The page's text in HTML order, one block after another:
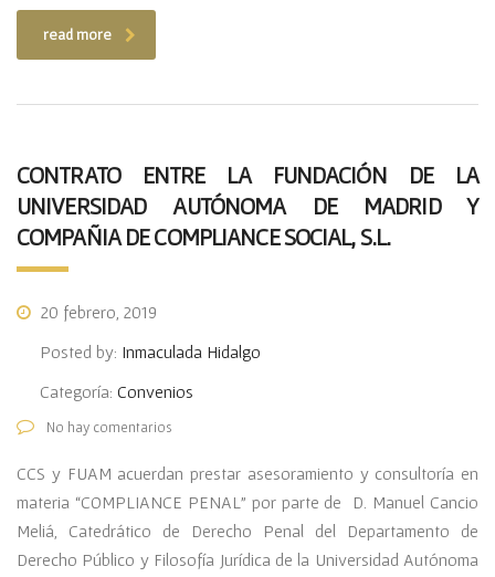
read more
CONTRATO ENTRE LA FUNDACIÓN DE LA
UNIVERSIDAD AUTÓNOMA DE MADRID Y
COMPAÑIA DE COMPLIANCE SOCIAL, S.L.
20 febrero, 2019
Posted by: Inmaculada Hidalgo
Categoría: Convenios
No hay comentarios
CCS y FUAM acuerdan prestar asesoramiento y consultoría en
materia “COMPLIANCE PENAL” por parte de D. Manuel Cancio
Meliá, Catedrático de Derecho Penal del Departamento de
Derecho Público y Filosofía Jurídica de la Universidad Autónoma